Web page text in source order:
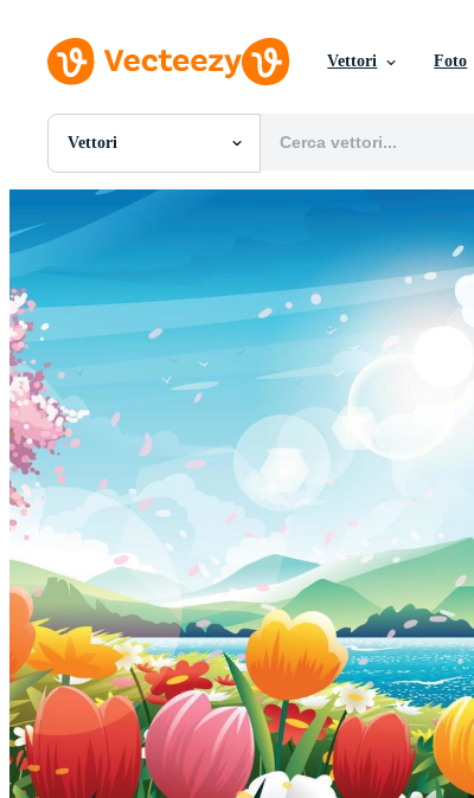
Vettori Foto
Vettori
Tutte Immagini
Foto
Modelli
Motion graphics
Immagini Editoriali
Eventi Editoriali